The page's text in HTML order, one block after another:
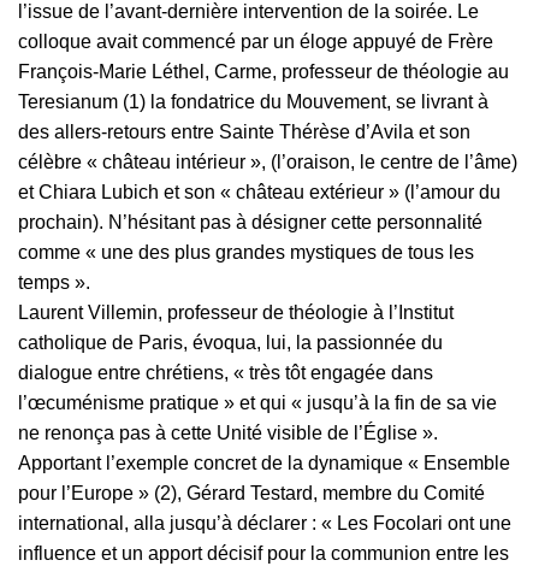
l’issue de l’avant-dernière intervention de la soirée. Le
colloque avait commencé par un éloge appuyé de Frère
François-Marie Léthel, Carme, professeur de théologie au
Teresianum (1) la fondatrice du Mouvement, se livrant à
des allers-retours entre Sainte Thérèse d’Avila et son
célèbre « château intérieur », (l’oraison, le centre de l’âme)
et Chiara Lubich et son « château extérieur » (l’amour du
prochain). N’hésitant pas à désigner cette personnalité
comme « une des plus grandes mystiques de tous les
temps ».
Laurent Villemin, professeur de théologie à l’Institut
catholique de Paris, évoqua, lui, la passionnée du
dialogue entre chrétiens, « très tôt engagée dans
l’œcuménisme pratique » et qui « jusqu’à la fin de sa vie
ne renonça pas à cette Unité visible de l’Église ».
Apportant l’exemple concret de la dynamique « Ensemble
pour l’Europe » (2), Gérard Testard, membre du Comité
international, alla jusqu’à déclarer : « Les Focolari ont une
influence et un apport décisif pour la communion entre les